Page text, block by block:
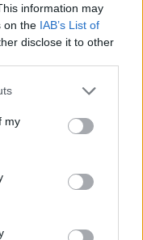
information may
on the IAB’s List of
disclose it to other
or more Google
You may click to
third-party tags to
in below Google
my
a győztes